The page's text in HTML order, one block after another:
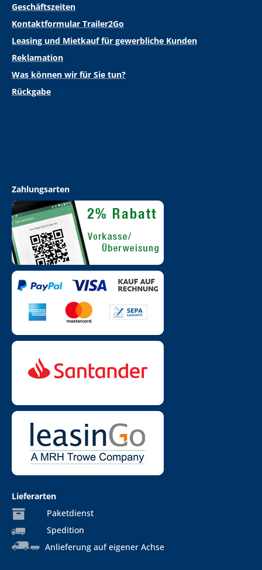
Geschäftszeiten
Kontaktformular Trailer2Go
Leasing und Mietkauf für gewerbliche Kunden
Reklamation
Was können wir für Sie tun?
Rückgabe
Zahlungsarten
Lieferarten
Paketdienst
Spedition
Anlieferung auf eigener Achse